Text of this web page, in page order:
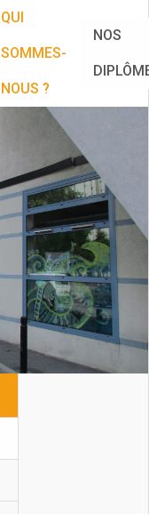
QUI
SOMMES-
NOUS ?
NOS